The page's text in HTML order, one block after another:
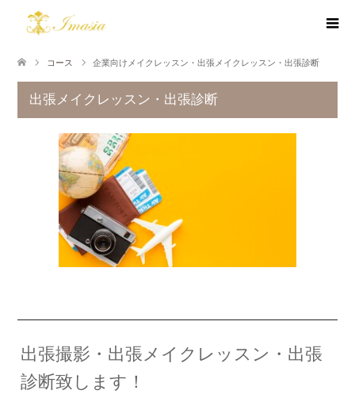
コース 企業向けメイクレッスン・出張メイクレッスン・出張診断
出張メイクレッスン・出張診断
出張撮影・出張メイクレッスン・出張
診断致します！